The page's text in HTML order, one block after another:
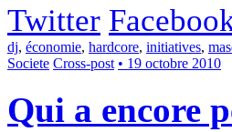
Twitter
dj, économie, hardcore, initiatives,
Societe Cross-post • 19 octobre 2010
Qui a encore